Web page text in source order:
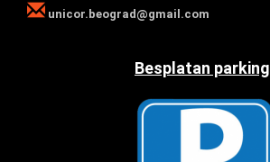
unicor.beograd@gmail.com
Besplatan parking